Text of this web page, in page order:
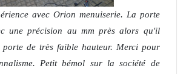
avec Orion menuiserie. La porte
une précision au mm près alors qu'il
porte de très faible hauteur. Merci pour
Petit bémol sur la société de